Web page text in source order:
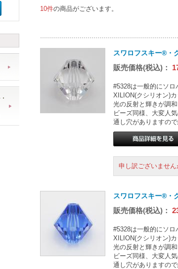
10件の商品がございます。
スワロフスキー®
販売価格(税込)：
#5328は一般的にソロ
XILION(クシリオン)
光の反射と輝きが調和
ビーズ同様、大変人
通し穴がありますの
申し訳ございません
スワロフスキー®
販売価格(税込)：
#5328は一般的にソロ
XILION(クシリオン)
光の反射と輝きが調和
ビーズ同様、大変人
通し穴がありますの